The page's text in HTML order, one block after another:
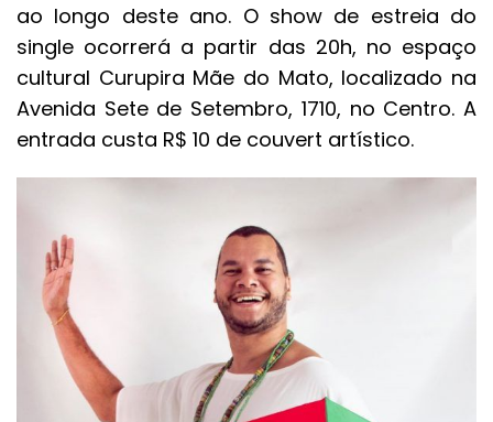
ao longo deste ano. O show de estreia do
single ocorrerá a partir das 20h, no espaço
cultural Curupira Mãe do Mato, localizado na
Avenida Sete de Setembro, 1710, no Centro. A
entrada custa R$ 10 de couvert artístico.